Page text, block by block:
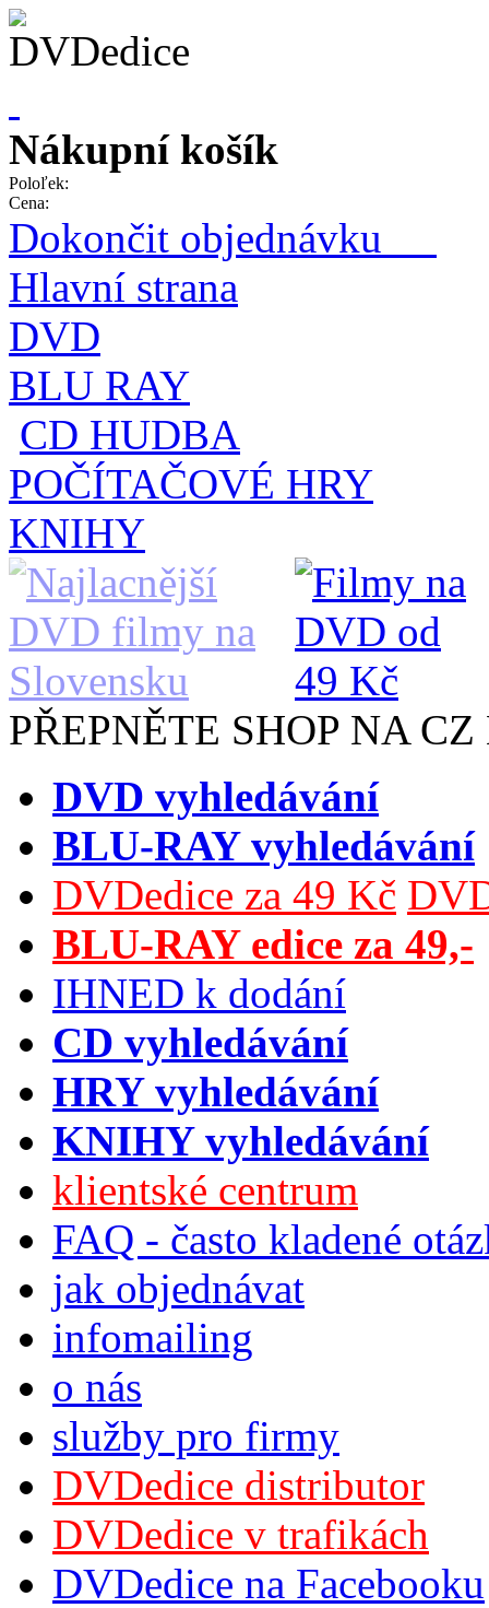
Nákupní košík
Poloľek:
Cena:
Dokončit objednávku
Hlavní strana
DVD
BLU RAY
CD HUDBA
POČÍTAČOVÉ HRY
KNIHY
PŘEPNĚTE SHOP NA
DVD vyhledávání
BLU-RAY vyhledávání
DVDedice za 49 Kč
BLU-RAY edice za 49,-
IHNED k dodání
CD vyhledávání
HRY vyhledávání
KNIHY vyhledávání
klientské centrum
FAQ - často kladené
jak objednávat
infomailing
o nás
služby pro firmy
DVDedice distributor
DVDedice v trafikách
DVDedice na Facebooku